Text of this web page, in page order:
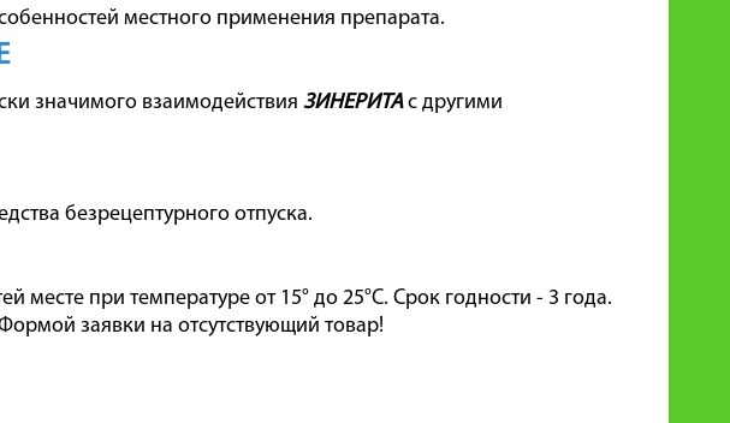
местного применения препарата.
значимого взаимодействия ЗИНЕРИТАс другими
безрецептурного отпуска.
месте при температуре от 15° до 25°C. Cрок годности - 3 года.
заявки на отсутствующий товар!